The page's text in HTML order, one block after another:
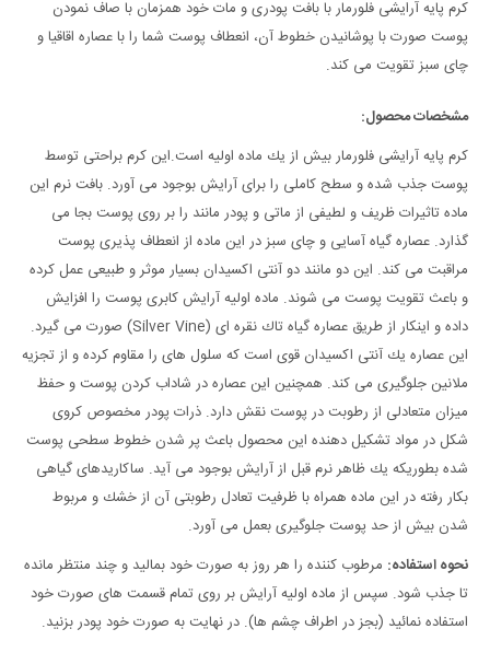
کرم پایه آرایشی فلورمار با بافت پودری و مات خود همزمان با صاف نمودن
پوست صورت با پوشانیدن خطوط آن، انعطاف پوست شما را با عصاره اقاقیا و
چای سبز تقویت می کند.
مشخصات محصول:
کرم پایه آرایشی فلورمار بیش از یك ماده اولیه است.این کرم براحتی توسط
پوست جذب شده و سطح كاملی را برای آرایش بوجود می آورد. بافت نرم این
ماده تاثیرات ظریف و لطیفی از ماتی و پودر مانند را بر روی پوست بجا می
گذارد. عصاره گیاه آسایی و چای سبز در این ماده از انعطاف پذیری پوست
مراقبت می كند. این دو مانند دو آنتی اكسیدان بسیار موثر و طبیعی عمل كرده
و باعث تقویت پوست می شوند. ماده اولیه آرایش كابری پوست را افزایش
داده و اینكار از طریق عصاره گیاه تاك نقره ای (Silver Vine) صورت می گیرد.
این عصاره یك آنتی اكسیدان قوی است كه سلول های را مقاوم كرده و از تجزیه
ملانین جلوگیری می كند. همچنین این عصاره در شاداب كردن پوست و حفظ
میزان متعادلی از رطوبت در پوست نقش دارد. ذرات پودر مخصوص كروی
شكل در مواد تشكیل دهنده این محصول باعث پر شدن خطوط سطحی پوست
شده بطوریكه یك ظاهر نرم قبل از آرایش بوجود می آید. ساكاریدهای گیاهی
بكار رفته در این ماده همراه با ظرفیت تعادل رطوبتی آن از خشك و مربوط
شدن بیش از حد پوست جلوگیری بعمل می آورد.
نحوه استفاده: مرطوب كننده را هر روز به صورت خود بمالید و چند منتظر مانده
تا جذب شود. سپس از ماده اولیه آرایش بر روی تمام قسمت های صورت خود
استفاده نمائید (بجز در اطراف چشم ها). در نهایت به صورت خود پودر بزنید.